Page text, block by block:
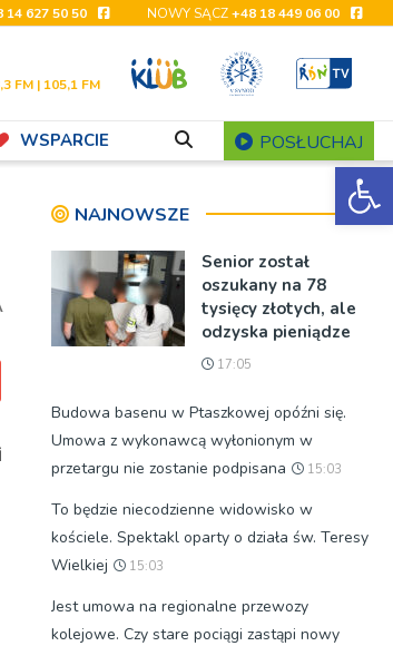
14 627 50 50 NOWY SĄCZ+48 18 449 06 00
FM | 105,1 FM
WSPARCIE POSŁUCHAJ
NAJNOWSZE
Senior został
oszukany na 78
tysięcy złotych, ale
odzyska pieniądze
17:05
Budowa basenu w Ptaszkowej opóźni się.
Umowa z wykonawcą wyłonionym w
przetargu nie zostanie podpisana
15:03
To będzie niecodzienne widowisko w
kościele. Spektakl oparty o działa św. Teresy
Wielkiej
15:03
Jest umowa na regionalne przewozy
kolejowe. Czy stare pociągi zastąpi nowy